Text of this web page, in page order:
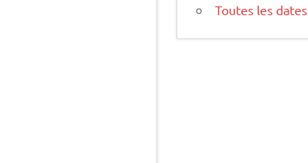
Toutes les dates